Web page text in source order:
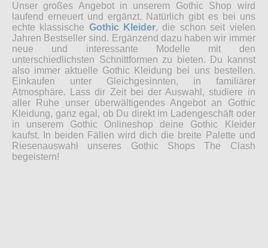
Unser großes Angebot in unserem Gothic Shop wird
laufend erneuert und ergänzt. Natürlich gibt es bei uns
echte klassische Gothic Kleider, die schon seit vielen
Jahren Bestseller sind. Ergänzend dazu haben wir immer
neue und interessante Modelle mit den
unterschiedlichsten Schnittformen zu bieten. Du kannst
also immer aktuelle Gothic Kleidung bei uns bestellen.
Einkaufen unter Gleichgesinnten, in familiärer
Atmosphäre. Lass dir Zeit bei der Auswahl, studiere in
aller Ruhe unser überwältigendes Angebot an Gothic
Kleidung, ganz egal, ob Du direkt im Ladengeschäft oder
in unserem Gothic Onlineshop deine Gothic Kleider
kaufst. In beiden Fällen wird dich die breite Palette und
Riesenauswahl unseres Gothic Shops The Clash
begeistern!